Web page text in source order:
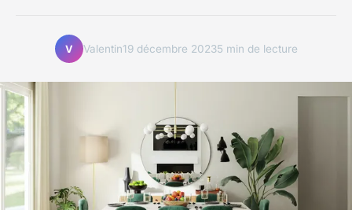
V Valentin19 décembre 20235 min de lecture